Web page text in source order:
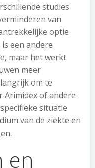
studies
van
optie
een andere
maar het werkt
meer
om te
Arimidex of andere
situatie
van de ziekte en
en